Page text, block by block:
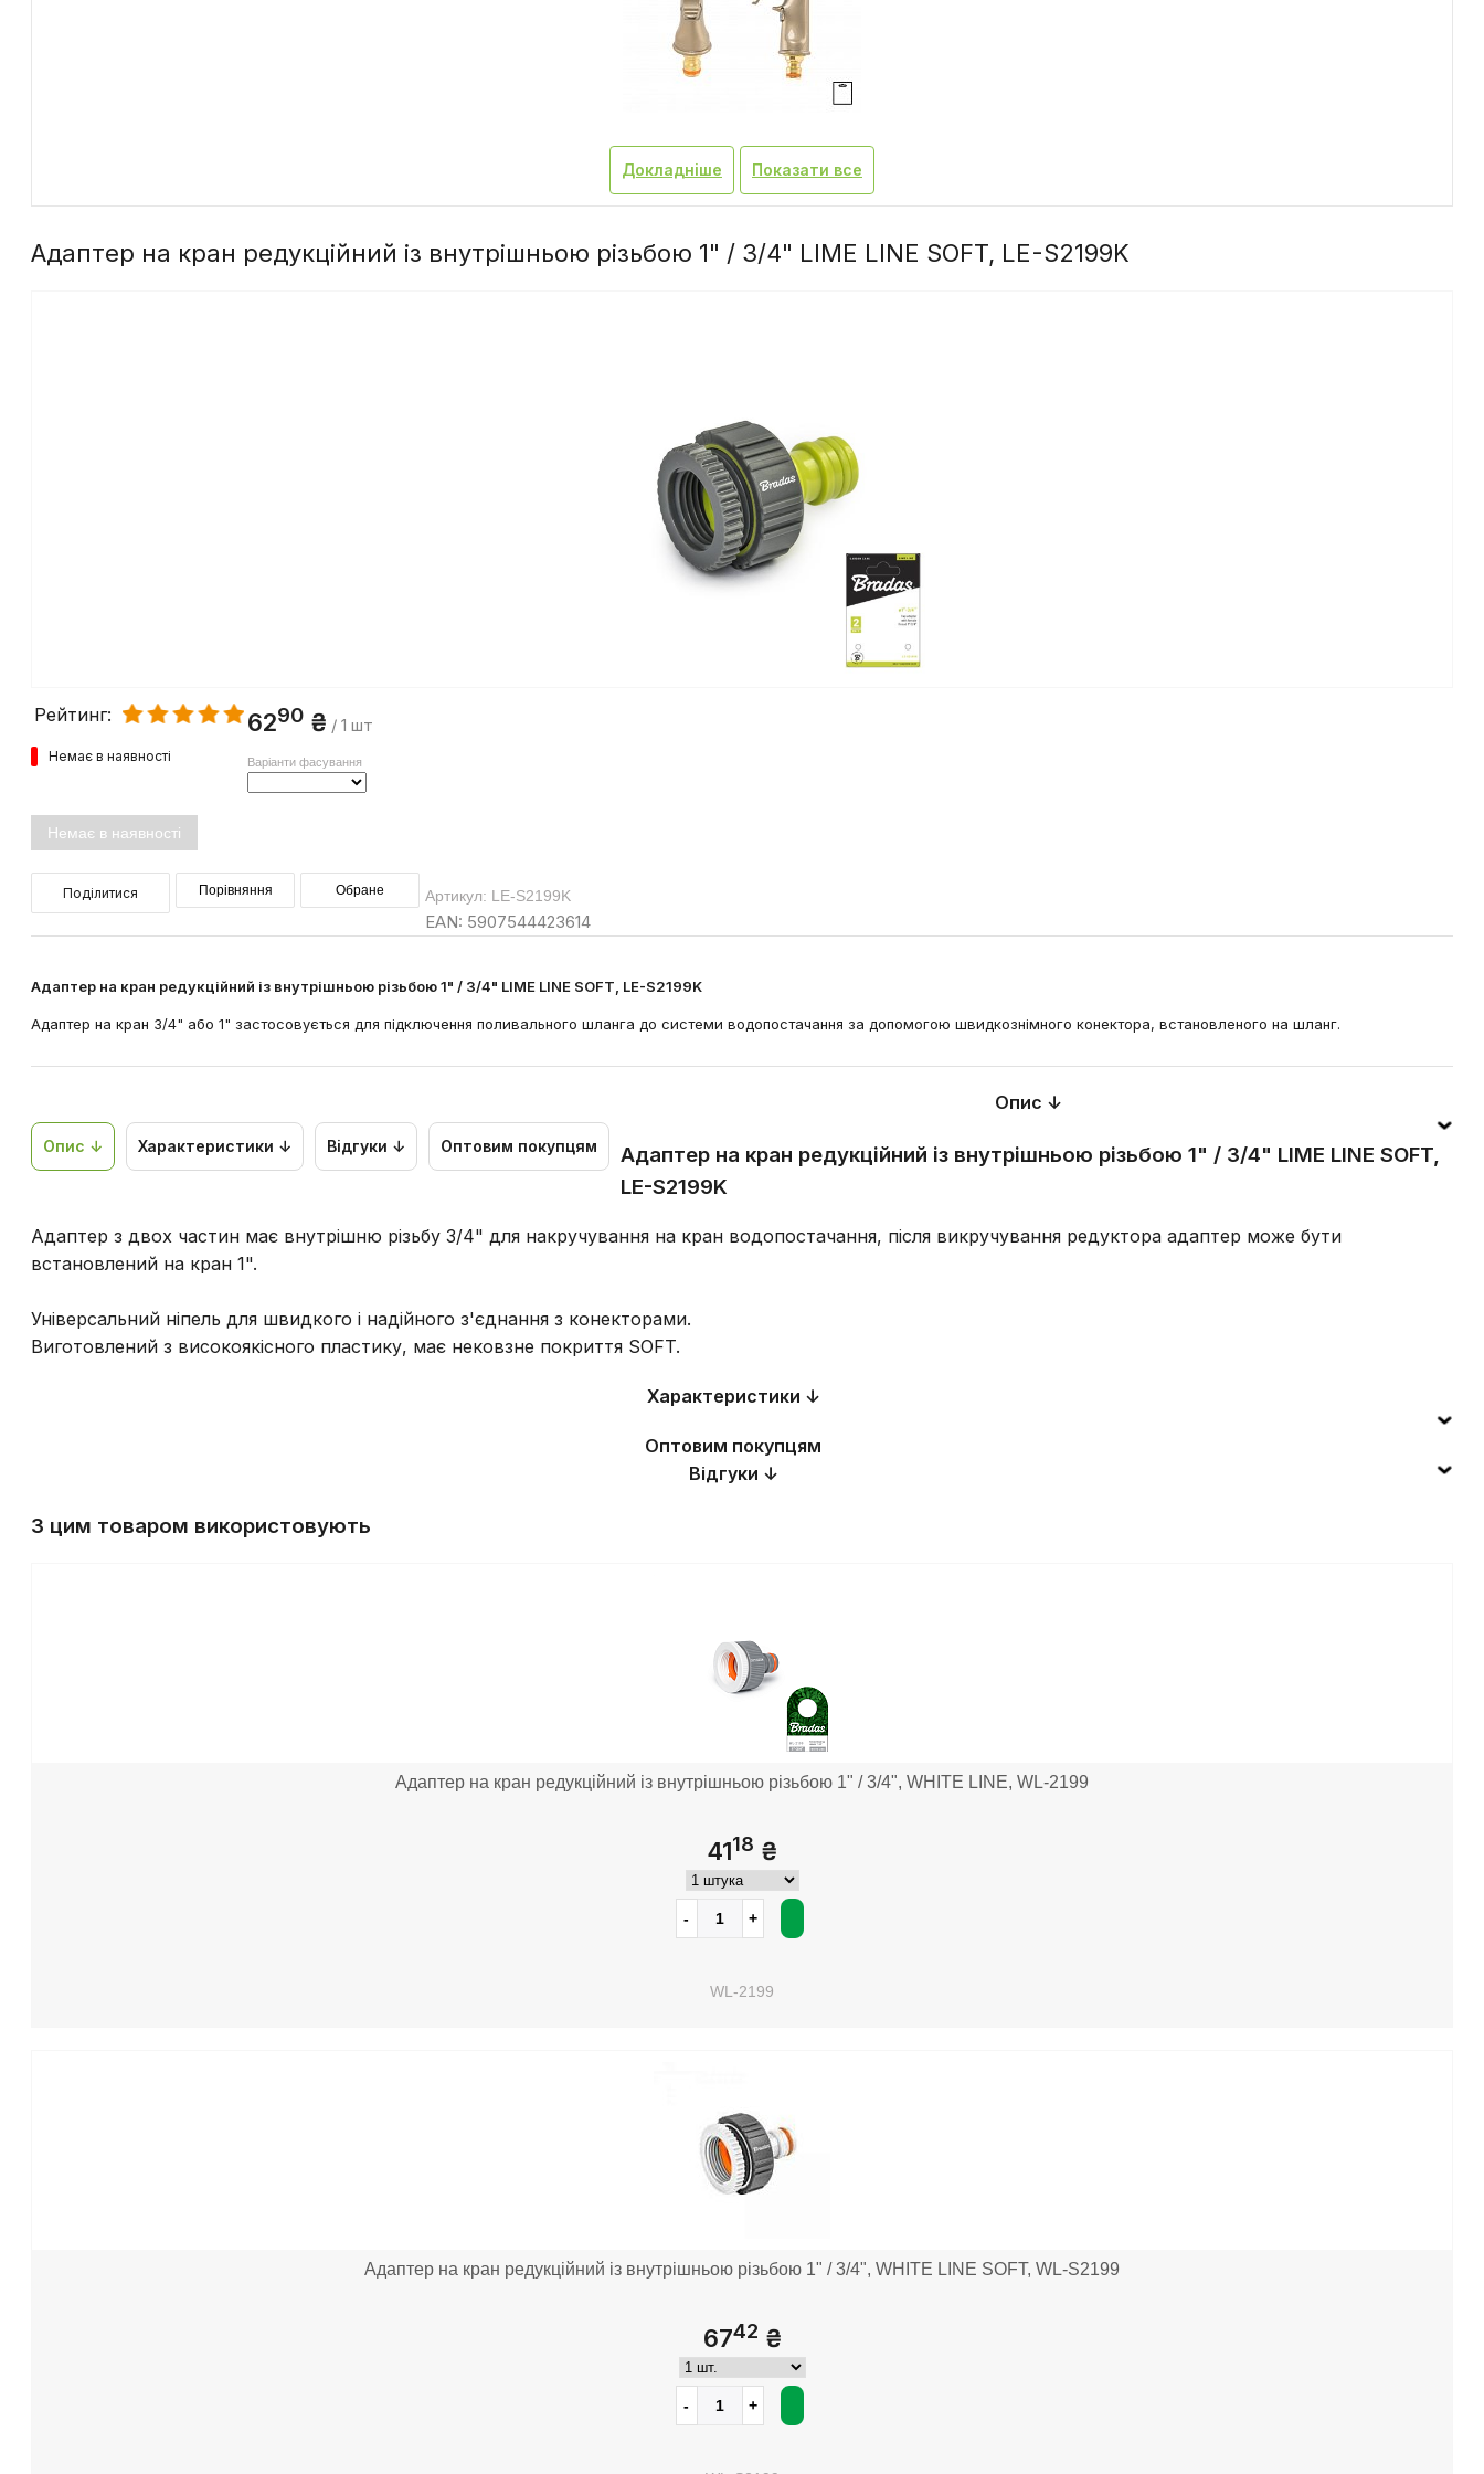
Докладніше Показати все
Адаптер на кран редукційний із внутрішньою різьбою 1" / 3/4" LIME LINE SOFT, LE-S2199K
Рейтинг:
Немає в наявності
6290 ₴ / 1 шт
Варіанти фасування
Немає в наявності
Поділитися Порівняння Обране Артикул: LE-S2199K
EAN: 5907544423614
Адаптер на кран редукційний із внутрішньою різьбою 1" / 3/4" LIME LINE SOFT, LE-S2199K
Адаптер на кран 3/4" або 1" застосовується для підключення поливального шланга до системи водопостачання за допомогою швидкознімного конектора, встановленого на шланг.
Опис ↓ Характеристики ↓ Відгуки ↓ Оптовим покупцям
Опис ↓
Адаптер на кран редукційний із внутрішньою різьбою 1" / 3/4" LIME LINE SOFT,
LE-S2199K
Адаптер з двох частин має внутрішню різьбу 3/4" для накручування на кран водопостачання, після викручування редуктора адаптер може бути
встановлений на кран 1".
Універсальний ніпель для швидкого і надійного з'єднання з конекторами.
Виготовлений з високоякісного пластику, має нековзне покриття SOFT.
Характеристики ↓
Оптовим покупцям
Відгуки ↓
З цим товаром використовують
Адаптер на кран редукційний із внутрішньою різьбою 1" / 3/4", WHITE LINE, WL-2199
4118 ₴
WL-2199
Адаптер на кран редукційний із внутрішньою різьбою 1" / 3/4", WHITE LINE SOFT, WL-S2199
6742 ₴